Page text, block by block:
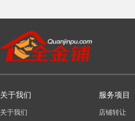
关于我们
关于我们
服务项目
店铺转让